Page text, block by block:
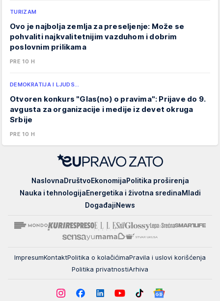
TURIZAM
Ovo je najbolja zemlja za preseljenje: Može se
pohvaliti najkvalitetnijim vazduhom i dobrim
poslovnim prilikama
PRE 10 H
DEMOKRATIJA I LJUDS…
Otvoren konkurs "Glas(no) o pravima": Prijave do 9.
avgusta za organizacije i medije iz devet okruga
Srbije
PRE 10 H
EUpravo
zato
NaslovnaDruštvoEkonomijaPolitika proširenja
Nauka i tehnologijaEnergetika i životna sredinaMladi
DogađajiNews
ImpresumKontaktPolitika o kolačićimaPravila i uslovi korišćenja
Politika privatnostiArhiva